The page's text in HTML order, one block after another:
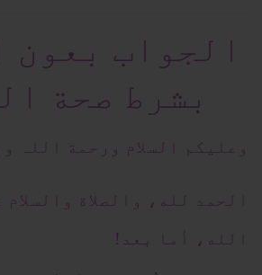
الجواب بعون
بشرط صحة
وعلیکم السلام ورحمة اللہ
الحمد لله، والصلاة
الله، أما بعد!